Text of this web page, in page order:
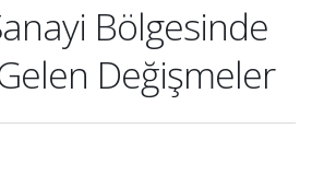
Bölgesinde
Değişmeler